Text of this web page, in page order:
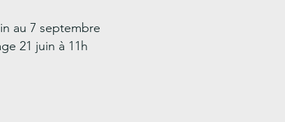
au 7 septembre
21 juin à 11h